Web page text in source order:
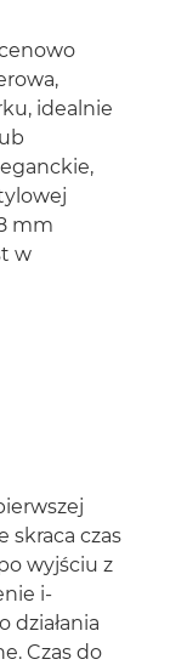
idealnie
mm
w
skraca czas
wyjściu z
i-
działania
Czas do